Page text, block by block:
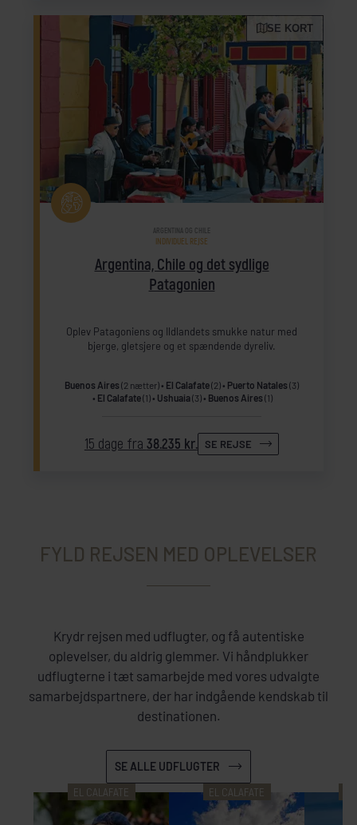
SE KORT
Argentina, Chile og det sydlige
Patagonien
ARGENTINA OG CHILE
INDIVIDUEL REJSE
Oplev Patagoniens og Ildlandets smukke natur med
bjerge, gletsjere og et spændende dyreliv.
Buenos Aires (2 nætter) El Calafate(2) Puerto Natales (3)
El Calafate(1) Ushuaia(3) Buenos Aires (1)
15 dage fra 38.235 kr. SE REJSE
FYLD REJSEN MED OPLEVELSER
Krydr rejsen med udflugter, og få autentiske
oplevelser, du aldrig glemmer. Vi håndplukker
udflugterne i tæt samarbejde med vores udvalgte
samarbejdspartnere, der har indgående kendskab til
destinationen.
SE ALLE UDFLUGTER
EL CALAFATE EL CALAFATE